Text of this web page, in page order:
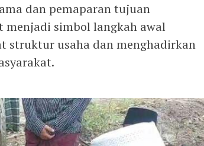
dan pemaparan tujuan
menjadi simbol langkah awal
struktur usaha dan menghadirkan